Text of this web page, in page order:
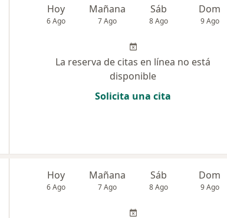
Hoy
6 Ago
Mañana
7 Ago
Sáb
8 Ago
Dom
9 Ago
La reserva de citas en línea no está
disponible
Solicita una cita
Hoy
6 Ago
Mañana
7 Ago
Sáb
8 Ago
Dom
9 Ago